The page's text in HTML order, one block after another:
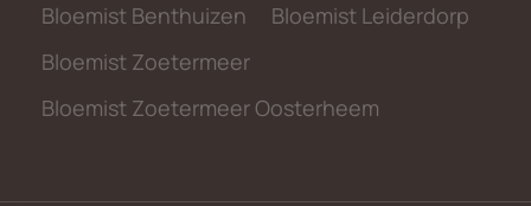
Bloemist Benthuizen
Bloemist Leiderdorp
Bloemist Zoetermeer
Bloemist Zoetermeer Oosterheem